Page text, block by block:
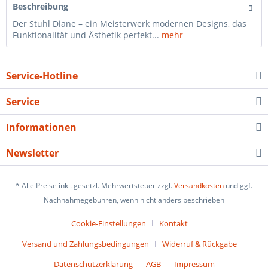
Beschreibung
Der Stuhl Diane – ein Meisterwerk modernen Designs, das
Funktionalität und Ästhetik perfekt... mehr
Service-Hotline
Service
Informationen
Newsletter
* Alle Preise inkl. gesetzl. Mehrwertsteuer zzgl.Versandkosten und ggf.
Nachnahmegebühren, wenn nicht anders beschrieben
Cookie-Einstellungen
Kontakt
Versand und Zahlungsbedingungen
Widerruf & Rückgabe
Datenschutzerklärung
AGB
Impressum